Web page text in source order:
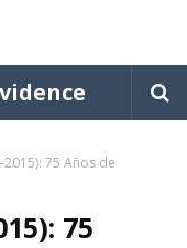
75 Años de
75